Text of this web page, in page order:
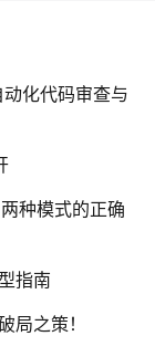
化代码审查与
种模式的正确
指南
局之策！